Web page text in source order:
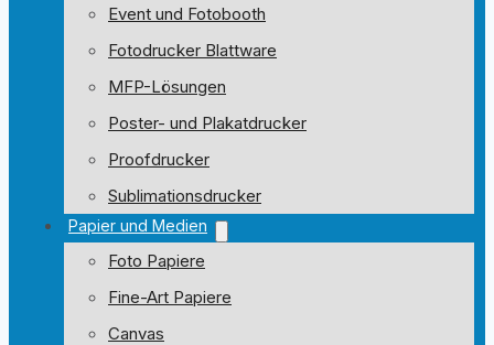
Event und Fotobooth
Fotodrucker Blattware
MFP-Lösungen
Poster- und Plakatdrucker
Proofdrucker
Sublimationsdrucker
Papier und Medien
Foto Papiere
Fine-Art Papiere
Canvas